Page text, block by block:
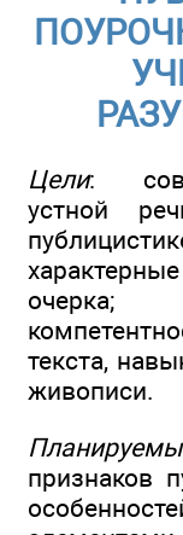
Цели:
устной
очерка;
текста,
живописи.
признаков